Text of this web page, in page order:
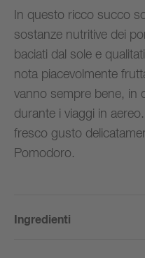
In questo ricco succo
sostanze nutritive dei
baciati dal sole e
nota piacevolmente
vanno sempre bene, in
durante i viaggi in
fresco gusto
Pomodoro.
Ingredienti